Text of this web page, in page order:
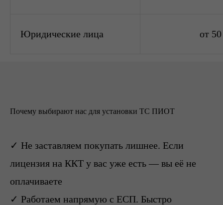
Юридические лица от
Почему выбирают нас для установки ТС ПИОТ
✓ Не заставляем покупать лишнее. Если
лицензия на ККТ у вас уже есть — вы её не
оплачиваете
✓ Работаем напрямую с ЕСП. Быстро